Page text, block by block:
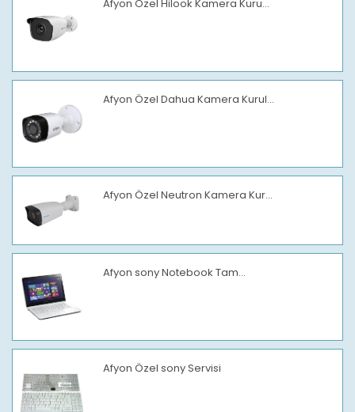
Afyon Özel Hilook Kamera Kuru...
Afyon Özel Dahua Kamera Kurul...
Afyon Özel Neutron Kamera Kur...
Afyon sony Notebook Tam...
Afyon Özel sony Servisi